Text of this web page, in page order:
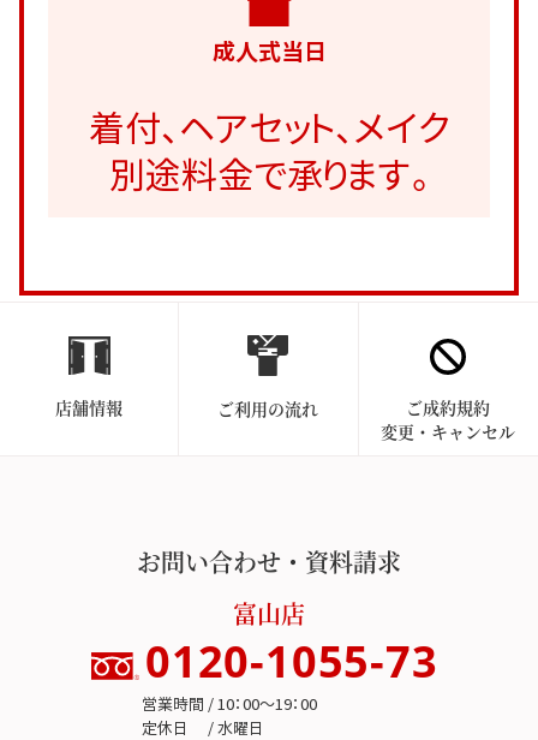
成人式当日
着付、ヘアセット、メイク
別途料金で承ります。
店舗情報 ご利用の流れ
ご成約規約
変更・キャンセル
お問い合わせ・資料請求
富山店
0120-1055-73
営業時間 / 10：00～19：00
定休日 / 水曜日